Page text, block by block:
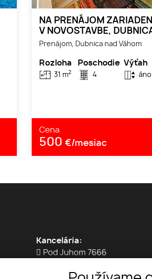
NA PRENÁJOM
V NOVOSTAVBE,
Prenájom, Dubnica nad Váhom
Rozloha
31 m2
Poschodie
4
Výťah
áno
Cena
500 €/mesiac
Kancelária:
Pod Juhom 7666